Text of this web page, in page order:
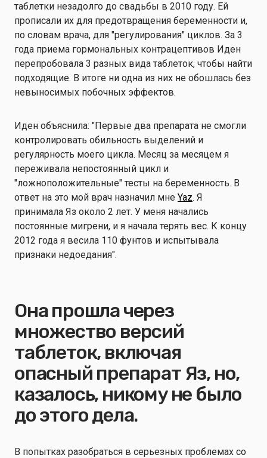
таблетки незадолго до свадьбы в 2010 году. Ей
прописали их для предотвращения беременности и,
по словам врача, для "регулирования" циклов. За 3
года приема гормональных контрацептивов Иден
перепробовала 3 разных вида таблеток, чтобы найти
подходящие. В итоге ни одна из них не обошлась без
невыносимых побочных эффектов.
Иден объяснила: "Первые два препарата не смогли
контролировать обильность выделений и
регулярность моего цикла. Месяц за месяцем я
переживала непостоянный цикл и
"ложноположительные" тесты на беременность. В
ответ на это мой врач назначил мне Yaz. Я
принимала Яз около 2 лет. У меня начались
постоянные мигрени, и я начала терять вес. К концу
2012 года я весила 110 фунтов и испытывала
признаки недоедания".
Она прошла через
множество версий
таблеток, включая
опасный препарат Яз, но,
казалось, никому не было
до этого дела.
В попытках разобраться в серьезных проблемах со